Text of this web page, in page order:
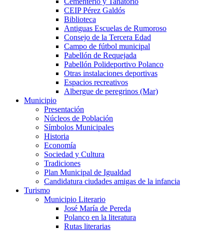
CEIP Pérez Galdós
Biblioteca
Antiguas Escuelas de Rumoroso
Consejo de la Tercera Edad
Campo de fútbol municipal
Pabellón de Requejada
Pabellón Polideportivo Polanco
Otras instalaciones deportivas
Espacios recreativos
Albergue de peregrinos (Mar)
Municipio
Presentación
Núcleos de Población
Símbolos Municipales
Historia
Economía
Sociedad y Cultura
Tradiciones
Plan Municipal de Igualdad
Candidatura ciudades amigas de la infancia
Turismo
Municipio Literario
José María de Pereda
Polanco en la literatura
Rutas literarias